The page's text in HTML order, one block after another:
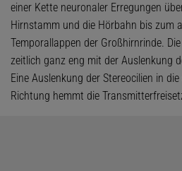
einer Kette neuronaler Erregungen
Hirnstamm und die Hörbahn bis zum
Temporallappen der Großhirnrinde.
zeitlich ganz eng mit der Auslenkung
Eine Auslenkung der Stereocilien in
Richtung hemmt die